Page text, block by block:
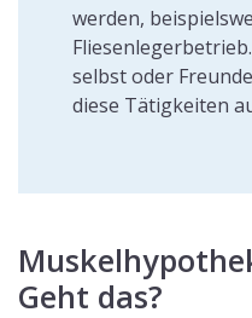
werden,
selbst oder
diese Tätigkeiten
Geht das?